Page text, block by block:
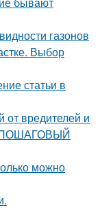
газонов
Выбор
статьи в
от вредителей и
ПОШАГОВЫЙ
можно